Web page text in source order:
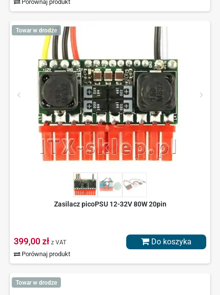
Porównaj produkt
Towar w drodze
Zasilacz picoPSU 12-32V 80W 20pin
399,00 zł z VAT
Porównaj produkt
Do koszyka
Towar w drodze